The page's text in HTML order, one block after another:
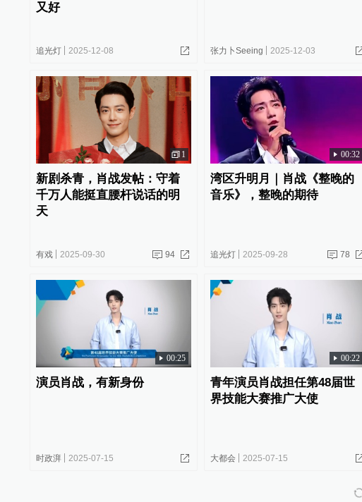
又好
追光灯 2025-12-08 张力卜Seeing 2025-12-03
1
新剧杀青，肖战发帖：守着
千万人能挺直腰杆说话的明
天
有戏 2025-09-30 94
00:32
湾区升明月｜肖战《整晚的
音乐》，整晚的期待
追光灯 2025-09-28 78
00:25
演员肖战，有新身份
时政湃 2025-07-15
00:22
青年演员肖战担任第48届世
界技能大赛推广大使
大都会 2025-07-15